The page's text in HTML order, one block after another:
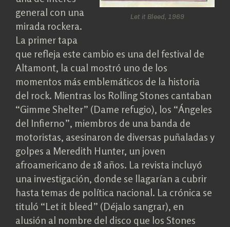
Let it Bleed, 1969
general con una
mirada rockera.
La primer tapa
que refleja este cambio es una del festival de
Altamont, la cual mostró uno de los
momentos más emblemáticos de la historia
del rock. Mientras los Rolling Stones cantaban
“Gimme Shelter” (Dame refugio), los “Ángeles
del Infierno”, miembros de una banda de
motoristas, asesinaron de diversas puñaladas y
golpes a Meredith Hunter, un joven
afroamericano de 18 años. La revista incluyó
una investigación, donde se llagarían a cubrir
hasta temas de política nacional. La crónica se
tituló “Let it bleed” (Déjalo sangrar), en
alusión al nombre del disco que los Stones